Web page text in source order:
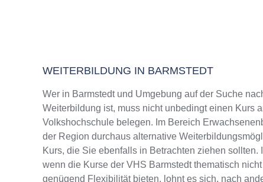
WEITERBILDUNG IN BARMSTEDT
Wer in Barmstedt und Umgebung auf der Suche
Weiterbildung ist, muss nicht unbedingt einen Kurs
Volkshochschule belegen. Im Bereich
der Region durchaus alternative
Kurs, die Sie ebenfalls in Betrachten ziehen sollten.
wenn die Kurse der VHS Barmstedt thematisch
genügend Flexibilität bieten, lohnt es sich, nach